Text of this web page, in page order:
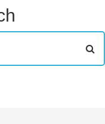
them an ideal